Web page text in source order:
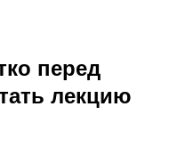
перед
лекцию